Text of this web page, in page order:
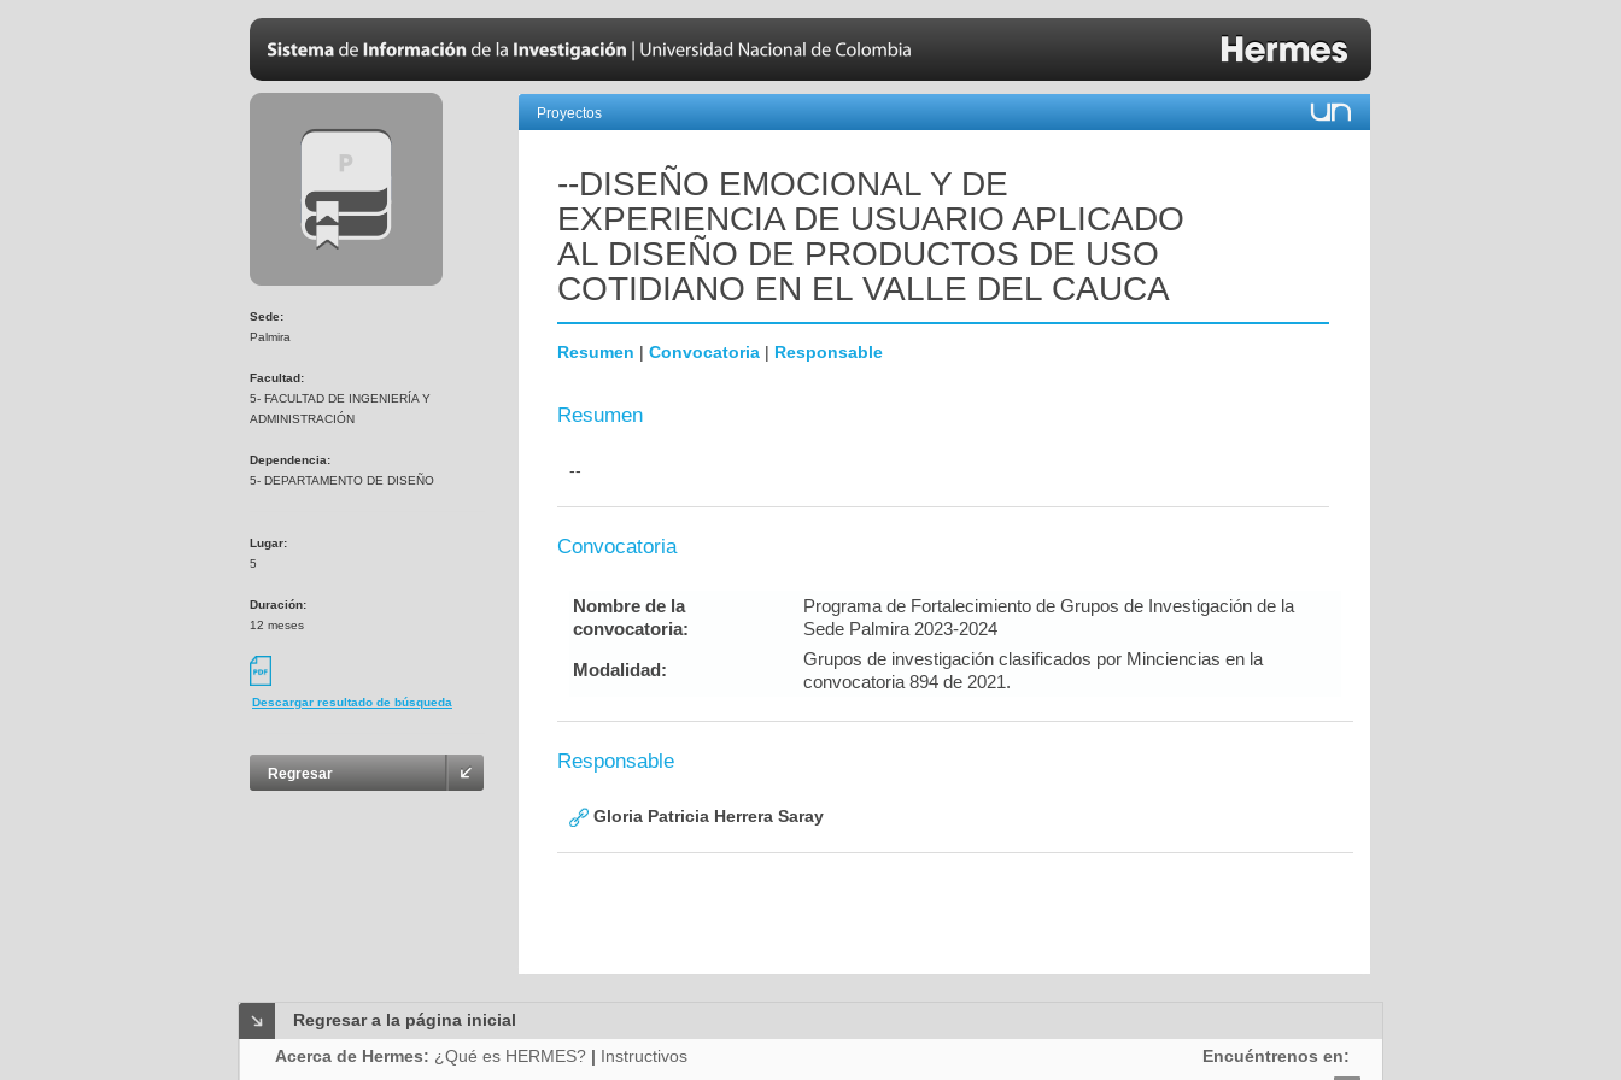
Sede:
Palmira
Facultad:
5- FACULTAD DE INGENIERÍA Y
ADMINISTRACIÓN
Dependencia:
5- DEPARTAMENTO DE DISEÑO
Lugar:
5
Duración:
12 meses
Descargar resultado de búsqueda
Regresar
Proyectos
--DISEÑO EMOCIONAL Y DE
EXPERIENCIA DE USUARIO APLICADO
AL DISEÑO DE PRODUCTOS DE USO
COTIDIANO EN EL VALLE DEL CAUCA
Resumen | Convocatoria | Responsable
Resumen
--
Convocatoria
Nombre de la
convocatoria:
Programa de Fortalecimiento de Grupos de Investigación de la
Sede Palmira 2023-2024
Modalidad:
Grupos de investigación clasificados por Minciencias en la
convocatoria 894 de 2021.
Responsable
Gloria Patricia Herrera Saray
Regresar a la página inicial
Acerca de Hermes: ¿Qué es HERMES? | Instructivos Encuéntrenos en: